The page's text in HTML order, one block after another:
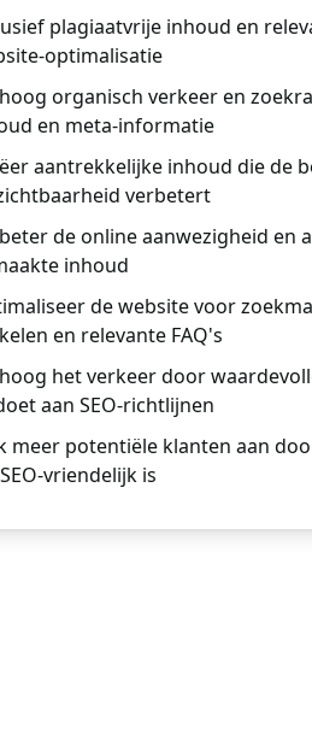
plagiaatvrije inhoud en
optimalisatie
organisch verkeer en
en meta-informatie
aantrekkelijke inhoud die de
verbetert
de online aanwezigheid en
inhoud
de website voor
en relevante FAQ's
het verkeer door
aan SEO-richtlijnen
meer potentiële klanten aan
vriendelijk is